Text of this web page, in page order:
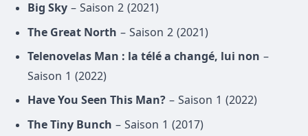
Big Sky – Saison 2 (2021)
The Great North – Saison 2 (2021)
Telenovelas Man : la télé a changé, lui non –
Saison 1 (2022)
Have You Seen This Man? – Saison 1 (2022)
The Tiny Bunch – Saison 1 (2017)